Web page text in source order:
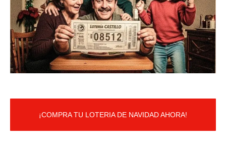
¡COMPRA TU LOTERIA DE NAVIDAD AHORA!